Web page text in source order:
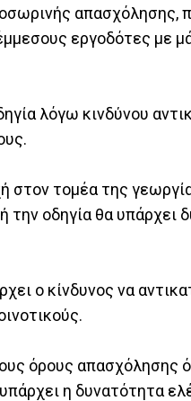
απασχόλησης,
εργοδότες με
λόγω κινδύνου
στον τομέα της
την οδηγία θα υπάρχει
ο κίνδυνος να
όρους απασχόλησης
η δυνατότητα